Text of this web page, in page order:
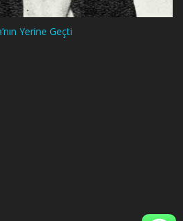
Yerine Geçti